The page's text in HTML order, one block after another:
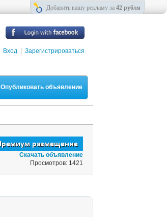
Вход Зарегистрироваться
Опубликовать объявление
Скачать объявление
Просмотров: 1421
Добавить вашу рекламу за 42 рубля